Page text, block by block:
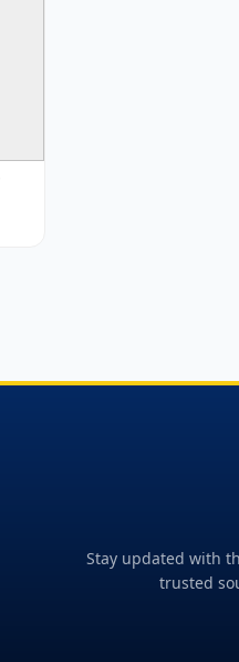
Stay updated with
trusted